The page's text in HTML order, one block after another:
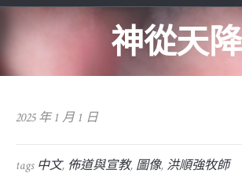
神從天降
2025 年 1 月 1 日
tags 中文, 佈道與宣教, 圖像, 洪順強牧師